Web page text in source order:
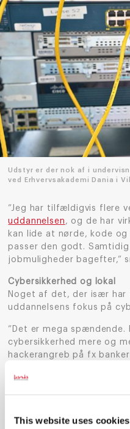
This website uses cookies
Udstyr er der nok af i
ved Erhvervsakademi Dania i
”Jeg har tilfældigvis flere
uddannelsen , og de har
kan lide at nørde, kode
passer den godt.
jobmuligheder bagefter,”
Cybersikkerhed og lokal
Noget af det, der især har
uddannelsens fokus på
”Det er mega spændende.
cybersikkerhed mere og
hackerangreb på fx
det er et emne, som
som berører os alle
betydning for valget.